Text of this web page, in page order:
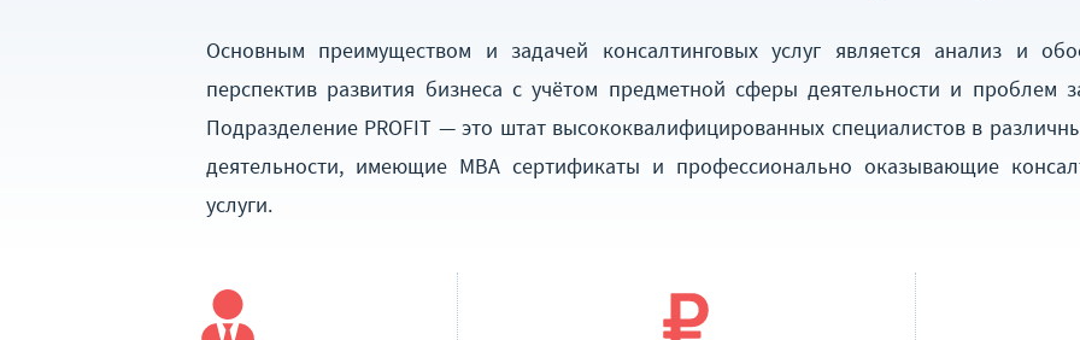
Основным преимуществом и задачей консалтинговых услуг является анализ и
перспектив развития бизнеса с учётом предметной сферы деятельности и проблем
Подразделение PROFIT — это штат высококвалифицированных специалистов в
деятельности, имеющие MBA сертификаты и профессионально оказывающие
услуги.